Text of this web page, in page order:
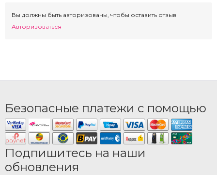
Вы должны быть авторизованы, чтобы оставить отзыв
Авторизоваться
Безопасные платежи с помощью
Подпишитесь на наши
обновления